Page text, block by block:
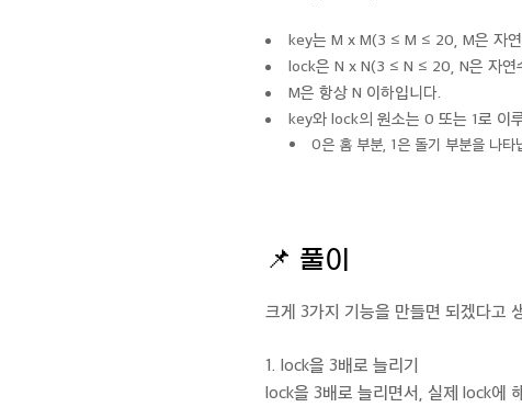
key는 M x M(3 ≤ M ≤ 20, M은 자
lock은 N x N(3 ≤ N ≤ 20, N은 자연
M은 항상 N 이하입니다.
key와 lock의 원소는 0 또는 1로 이
0은 홈 부분, 1은 돌기 부분을 나타
📌 풀이
크게 3가지 기능을 만들면 되겠다고
1. lock을 3배로 늘리기
lock을 3배로 늘리면서, 실제 lock에